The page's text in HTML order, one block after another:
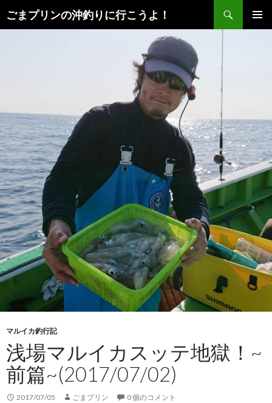
ごまプリンの沖釣りに行こうよ！
索
キ
ッ
プ
マルイカ釣行記
浅場マルイカスッテ地獄！~
前篇~(2017/07/02)
2017/07/05 ごまプリン 0 個のコメント